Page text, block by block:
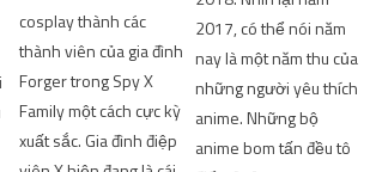
cosplay thành các
thành viên của gia đình
Forger trong Spy X
Family một cách cực kỳ
xuất sắc. Gia đình điệp
2017, có thể nói năm
nay là một năm thu của
những người yêu thích
anime. Những bộ
anime bom tấn đều tô